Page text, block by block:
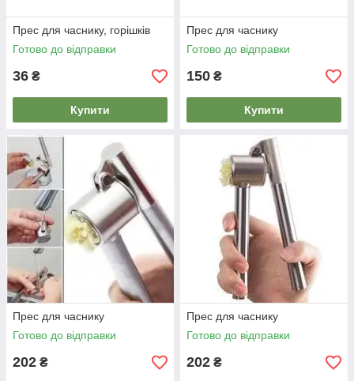
Прес для часнику, горішків
Готово до відправки
36 ₴
Купити
Прес для часнику
Готово до відправки
150 ₴
Купити
Прес для часнику
Готово до відправки
202 ₴
Прес для часнику
Готово до відправки
202 ₴